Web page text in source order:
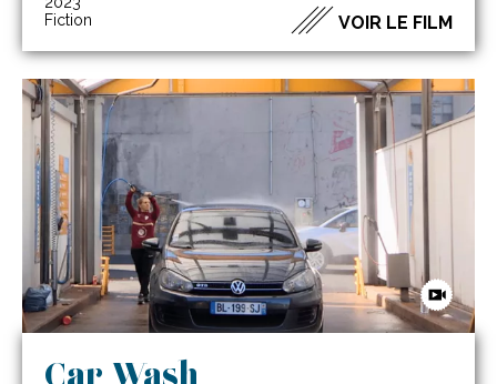
Fiction
VOIR LE FILM
Car Wash